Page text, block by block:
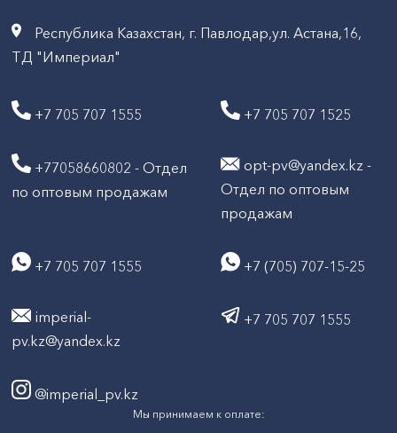
Республика Казахстан, г. Павлодар,ул. Астана,16,
ТД "Империал"
+7 705 707 1555 +7 705 707 1525
+77058660802 - Отдел
по оптовым продажам
opt-pv@yandex.kz -
Отдел по оптовым
продажам
+7 705 707 1555 +7 (705) 707-15-25
imperial-
pv.kz@yandex.kz
+7 705 707 1555
@imperial_pv.kz
Мы принимаем к оплате: